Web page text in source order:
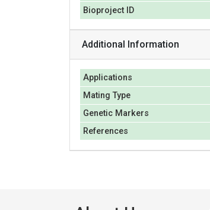
Bioproject ID
Additional Information
Applications
Mating Type
Genetic Markers
References